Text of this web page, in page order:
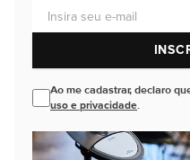
Ao me cadastrar, declaro
uso e privacidade.